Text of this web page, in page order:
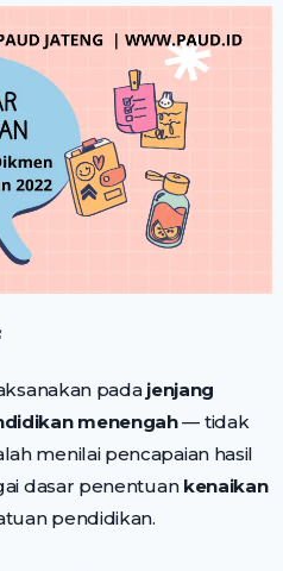
pada jenjang
menengah— tidak
menilai pencapaian hasil
dasar penentuan kenaikan
pendidikan.